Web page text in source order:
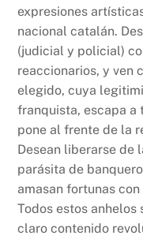
expresiones
nacional catalán.
(judicial y policial)
reaccionarios, y ven
elegido, cuya
franquista, escapa a
pone al frente de la
Desean liberarse de
parásita de
amasan fortunas
Todos estos anhelos
claro contenido